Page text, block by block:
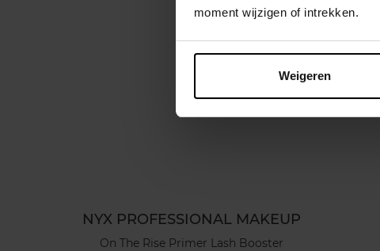
moment wijzigen of intrekken.
Weigeren
NYX PROFESSIONAL MAKEUP
On The Rise Primer Lash Booster